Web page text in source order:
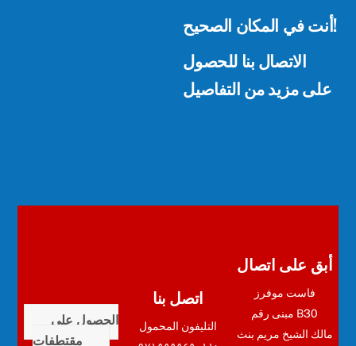
أنت في المكان الصحيح!
الاتصال بنا للحصول
على مزيد من التفاصيل
الحصول على
مقتطفات
اتصل بنا
التليفون المحمول
أبق على اتصال
فاست موفرز
مبنى رقم B30
مالك الشيخ مريم بنث